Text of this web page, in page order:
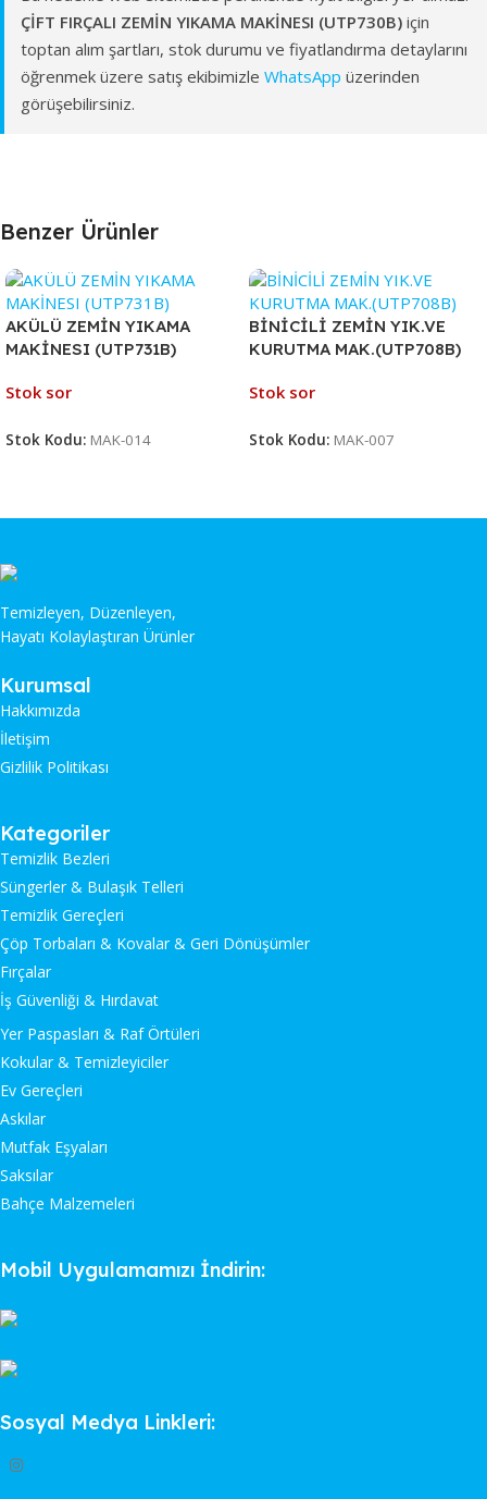
ÇİFT FIRÇALI ZEMİN YIKAMA MAKİNESI (UTP730B) için
toptan alım şartları, stok durumu ve fiyatlandırma detaylarını
öğrenmek üzere satış ekibimizle WhatsApp üzerinden
görüşebilirsiniz.
Benzer Ürünler
AKÜLÜ ZEMİN YIKAMA
MAKİNESI (UTP731B)
Stok sor
Stok Kodu: MAK-014
BİNİCİLİ ZEMİN YIK.VE
KURUTMA MAK.(UTP708B)
Stok sor
Stok Kodu: MAK-007
Temizleyen, Düzenleyen,
Hayatı Kolaylaştıran Ürünler
Kurumsal
Hakkımızda
İletişim
Gizlilik Politikası
Kategoriler
Temizlik Bezleri
Süngerler & Bulaşık Telleri
Temizlik Gereçleri
Çöp Torbaları & Kovalar & Geri Dönüşümler
Fırçalar
İş Güvenliği & Hırdavat
Yer Paspasları & Raf Örtüleri
Kokular & Temizleyiciler
Ev Gereçleri
Askılar
Mutfak Eşyaları
Saksılar
Bahçe Malzemeleri
Mobil Uygulamamızı İndirin:
Sosyal Medya Linkleri: